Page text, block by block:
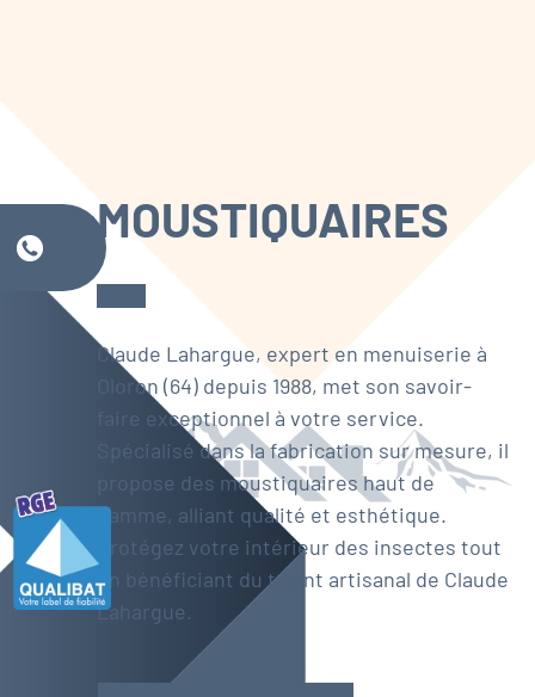
MOUSTIQUAIRES
Claude Lahargue, expert en menuiserie à
Oloron (64) depuis 1988, met son savoir-
faire exceptionnel à votre service.
Spécialisé dans la fabrication sur mesure, il
propose des moustiquaires haut de
gamme, alliant qualité et esthétique.
Protégez votre intérieur des insectes tout
en bénéficiant du talent artisanal de Claude
Lahargue.